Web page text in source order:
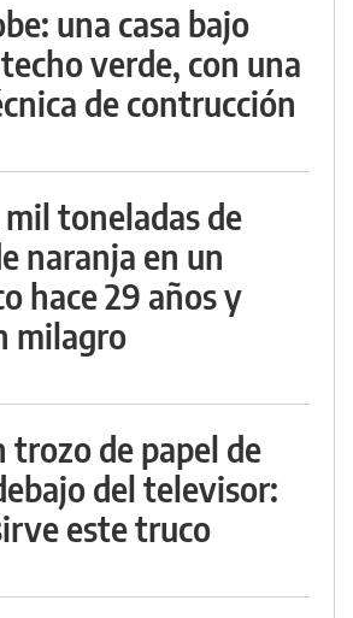
una casa bajo
verde, con una
de contrucción
toneladas de
naranja en un
hace 29 años y
milagro
trozo de papel de
del televisor:
este truco